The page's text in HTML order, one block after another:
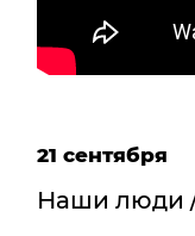
21 сентября
Наши люди